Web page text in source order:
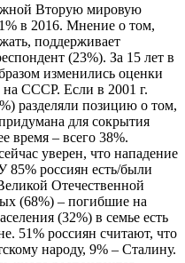
Вторую мировую
в 2016. Мнение о том,
поддерживает
(23%). За 15 лет в
изменились оценки
СССР. Если в 2001 г.
разделяли позицию о том,
для сокрытия
время – всего 38%.
уверен, что нападение
85% россиян есть/были
Отечественной
(68%) – погибшие на
(32%) в семье есть
51% россиян считают, что
народу, 9% – Сталину.